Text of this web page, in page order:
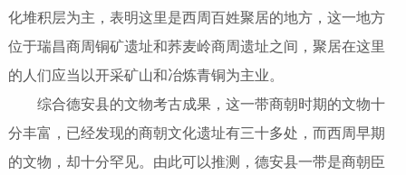
化堆积层为主，表明这里是西周百姓聚居的地方，这一地方
位于瑞昌商周铜矿遗址和荞麦岭商周遗址之间，聚居在这里
的人们应当以开采矿山和冶炼青铜为主业。
综合德安县的文物考古成果，这一带商朝时期的文物十
分丰富，已经发现的商朝文化遗址有三十多处，而西周早期
的文物，却十分罕见。由此可以推测，德安县一带是商朝臣